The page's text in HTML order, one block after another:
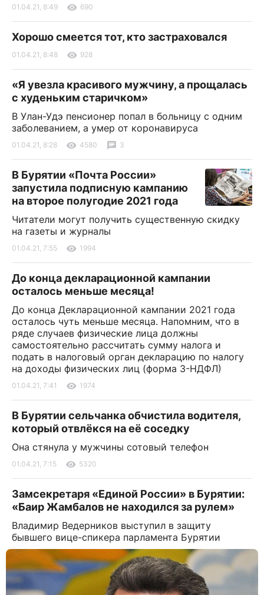
01.04.21, 8:49 690
Хорошо смеется тот, кто застраховался
01.04.21, 8:48 928
«Я увезла красивого мужчину, а прощалась
с худеньким старичком»
В Улан-Удэ пенсионер попал в больницу с одним
заболеванием, а умер от коронавируса
01.04.21, 8:28 4580 3
В Бурятии «Почта России»
запустила подписную кампанию
на второе полугодие 2021 года
Читатели могут получить существенную скидку
на газеты и журналы
01.04.21, 7:55 1994
До конца декларационной кампании
осталось меньше месяца!
До конца Декларационной кампании 2021 года
осталось чуть меньше месяца. Напомним, что в
ряде случаев физические лица должны
самостоятельно рассчитать сумму налога и
подать в налоговый орган декларацию по налогу
на доходы физических лиц (форма 3-НДФЛ)
01.04.21, 7:41 1974
В Бурятии сельчанка обчистила водителя,
который отвлёкся на её соседку
Она стянула у мужчины сотовый телефон
01.04.21, 7:15 5320
Замсекретаря «Единой России» в Бурятии:
«Баир Жамбалов не находился за рулем»
Владимир Ведерников выступил в защиту
бывшего вице-спикера парламента Бурятии